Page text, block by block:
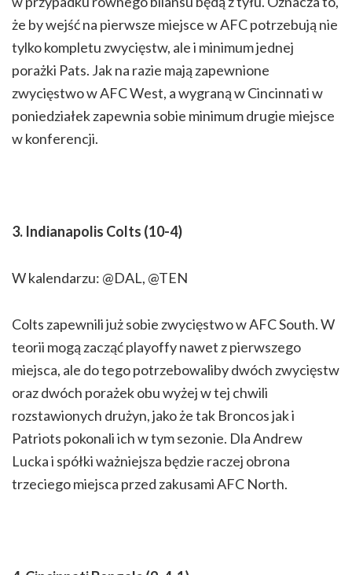
że by wejść na pierwsze miejsce w AFC potrzebują nie
tylko kompletu zwycięstw, ale i minimum jednej
porażki Pats. Jak na razie mają zapewnione
zwycięstwo w AFC West, a wygraną w Cincinnati w
poniedziałek zapewnia sobie minimum drugie miejsce
w konferencji.
3. Indianapolis Colts (10-4)
W kalendarzu: @DAL, @TEN
Colts zapewnili już sobie zwycięstwo w AFC South. W
teorii mogą zacząć playoffy nawet z pierwszego
miejsca, ale do tego potrzebowaliby dwóch zwycięstw
oraz dwóch porażek obu wyżej w tej chwili
rozstawionych drużyn, jako że tak Broncos jak i
Patriots pokonali ich w tym sezonie. Dla Andrew
Lucka i spółki ważniejsza będzie raczej obrona
trzeciego miejsca przed zakusami AFC North.